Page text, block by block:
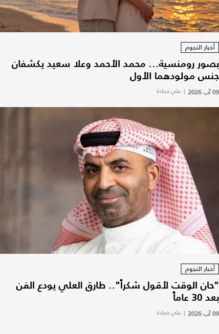
أخبار النجوم
بصور رومنسية... محمد الأحمد وعلا سعيد يكشفان
جنس مولودهما الأول
09 آب 2026 | علي حمادة
أخبار النجوم
"حان الوقت لأقول شكراً".. طارق العلي يودع الفن
بعد 30 عاماً
09 آب 2026 | علي حمادة